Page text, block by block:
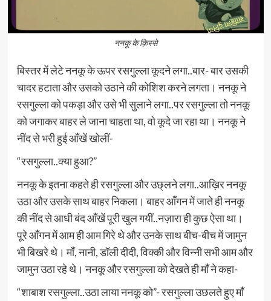
ननकू के क़िस्से
बिस्तर में लेटे ननकू के ऊपर रसगुल्ला कूदने लगा..बार- बार उसकी
चादर हटाता और उसको उठाने की कोशिश करने लगता। ननकू ने
रसगुल्ला को पकड़ा और उसे भी सुलाने लगा..पर रसगुल्ला तो ननकू
को जगाकर बाहर ले जाना चाहता था, वो कूदे जा रहा था। ननकू ने
नींद से भरी हुई आँखें खोलीं-
“रसगुल्ला..क्या हुआ?”
ननकू के इतना कहते ही रसगुल्ला और उछ्लने लगा..आख़िर ननकू
उठा और उसके साथ बाहर निकला। बाहर आँगन में जाते ही ननकू
की नींद से आधी बंद आँखें पूरी खुल गयीं..नज़ारा ही कुछ ऐसा था।
पूरे आँगन में आम ही आम गिरे थे और उनके साथ बीच-बीच में जामुन
भी बिखरे थे। माँ, नानी, डॉली दीदी, विक्की और विन्नी सभी आम और
जामुन उठा रहे थे। ननकू और रसगुल्ला को देखते ही माँ ने कहा-
“शाबाश रसगुल्ला..उठा लाया ननकू को”- रसगुल्ला उछलते हुए माँ